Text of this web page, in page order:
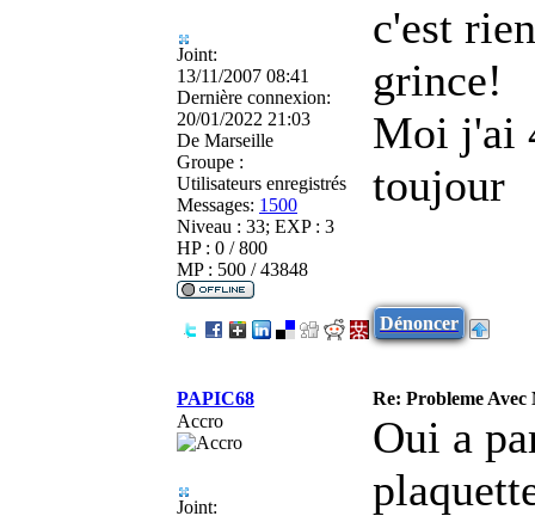
Joint:
13/11/2007 08:41
Dernière connexion:
20/01/2022 21:03
De Marseille
Groupe :
Utilisateurs enregistrés
Messages: 1500
Niveau : 33; EXP : 3
HP : 0 / 800
MP : 500 / 43848
c'est
grince!
Moi j'ai
toujour
Dénoncer
PAPIC68
Re: Probleme
Accro
Joint:
Oui a